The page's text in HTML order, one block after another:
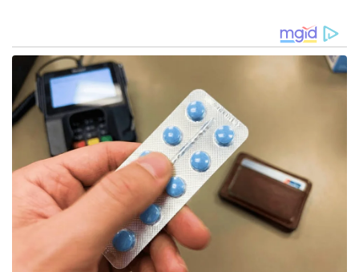
ബംഗാൾ ഉൾക്കടലിലും ഇന്ത്യൻ മഹാസമുദ്രത്തിലും
നാവികസേനയുടെ ഡിസ്ട്രോയറുകളും
പടക്കപ്പലുകളും ശത്രുവിന്റെ ഏത് നീക്കവും
നിരീക്ഷിക്കുന്നുണ്ട്. ഓസ്ട്രേലിയ , ജപ്പാൻ തുടങ്ങിയ
രാജ്യങ്ങളുടെ നാവികസേനയുമായി ഇന്ത്യൻ
നാവികസേന സംയുക്ത അഭ്യാസവും നടത്തുന്നുണ്ട്.
അപ്രതീക്ഷിതമായി ആക്രമണം നടത്തുകയെന്നത്
ചൈനയുടെ മുഖമുദ്രയായതു കൊണ്ട് തന്നെ ഇന്ത്യൻ
സൈന്യം സദാ സന്നദ്ധമായാണ് അതിർത്തിയിൽ
വിന്യാസം നടത്തിയിരിക്കുന്നത്.